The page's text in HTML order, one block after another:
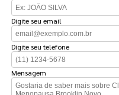
Digite seu email
Digite seu telefone
Mensagem